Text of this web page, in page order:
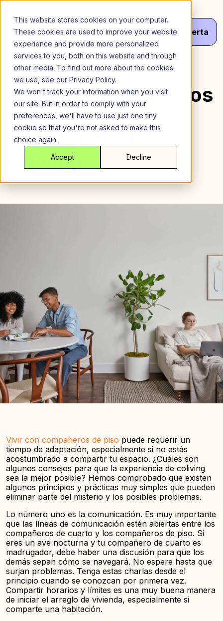
This website stores cookies on your computer.
These cookies are used to improve your website
experience and provide more personalized
services to you, both on this website and through
other media. To find out more about the cookies
we use, see our Privacy Policy.
We won't track your information when you visit
our site. But in order to comply with your
preferences, we'll have to use just one tiny
cookie so that you're not asked to make this
choice again.
Accept Decline
Saltar
contenido
Menú
¡HazTu Oferta
Cómo vivir en
comunidad: consejos
para una gran
experiencia de
coliving
Vivir con compañeros de piso puede requerir un
tiempo de adaptación, especialmente si no estás
acostumbrado a compartir tu espacio. ¿Cuáles son
algunos consejos para que la experiencia de coliving
sea la mejor posible? Hemos comprobado que existen
algunos principios y prácticas muy simples que pueden
eliminar parte del misterio y los posibles problemas.
Lo número uno es la comunicación. Es muy importante
que las líneas de comunicación estén abiertas entre los
compañeros de cuarto y los compañeros de piso. Si
eres un ave nocturna y tu compañero de cuarto es
madrugador, debe haber una discusión para que los
demás sepan cómo se navegará. No espere hasta que
surjan problemas. Tenga estas charlas desde el
principio cuando se conozcan por primera vez.
Compartir horarios y límites es una muy buena manera
de iniciar el arreglo de vivienda, especialmente si
comparte una habitación.